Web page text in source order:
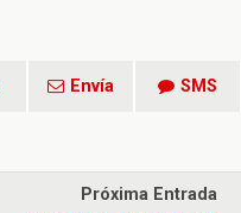
Envía SMS
Próxima Entrada